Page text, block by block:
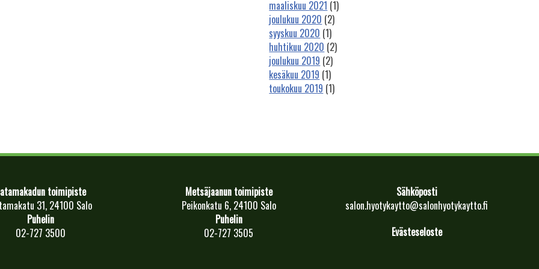
maaliskuu 2021 (1)
joulukuu 2020 (2)
syyskuu 2020 (1)
huhtikuu 2020 (2)
joulukuu 2019 (2)
kesäkuu 2019 (1)
toukokuu 2019 (1)
toimipiste
31, 24100 Salo
Puhelin
02-727 3500
Metsäjaanun toimipiste
Peikonkatu 6, 24100 Salo
Puhelin
02-727 3505
Sähköposti
salon.hyotykaytto@salonhyotykaytto.fi
Evästeseloste